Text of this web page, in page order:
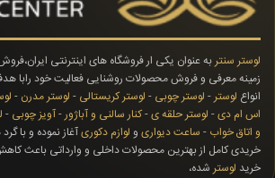
لوستر سنتر به عنوان یکی ار فروشگاه های اینترنتی
زمینه معرفی و فروش محصولات روشنایی فعالیت خود رابا
انواع لوستر - لوستر چوبی - لوستر کریستالی - لوستر مدرن -
اس ام دی- لوستر حلقه ی-کنار سالنی و آباژور-آویز چوبی -
و اتاق خواب - ساعت دیواری و لوازم دکوریآغاز نموده و با
خریدی کامل از بهترین محصولات داخلی و وارداتی باعث
خرید لوستر شده،